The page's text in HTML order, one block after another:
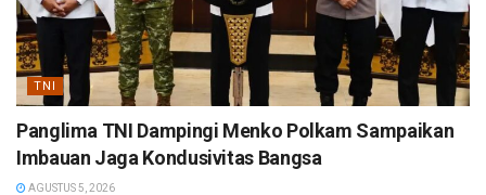
TNI
Panglima TNI Dampingi Menko Polkam Sampaikan
Imbauan Jaga Kondusivitas Bangsa
AGUSTUS 5, 2026